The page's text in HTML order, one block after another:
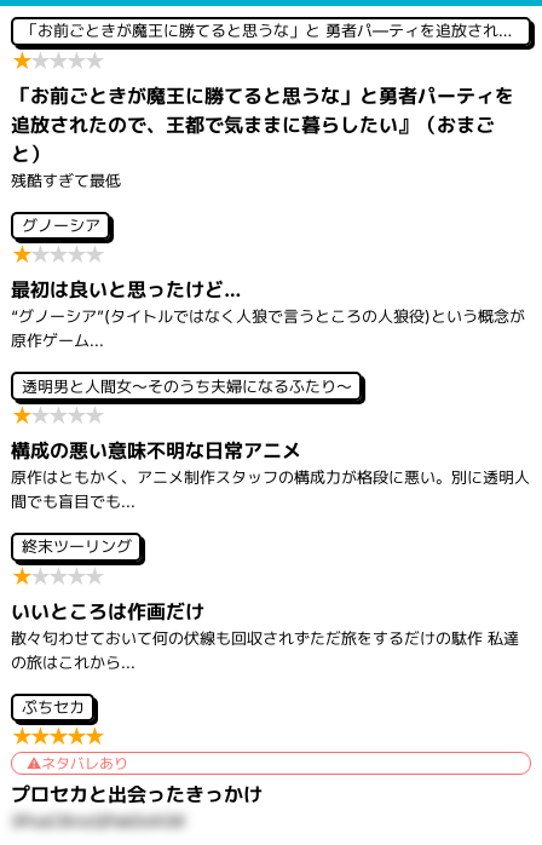
ビ
ゲ
ー
シ
ョ
ン
「お前ごときが魔王に勝てると思うな」と 勇者パ―ティを追放されたので、王都で気ままに暮らしたい
★★★★★
「お前ごときが魔王に勝てると思うな」と勇者パーティを
追放されたので、王都で気ままに暮らしたい』（おまご
と）
残酷すぎて最低
グノーシア
★★★★★
最初は良いと思ったけど…
“グノーシア”(タイトルではなく人狼で言うところの人狼役)という概念が
原作ゲーム...
透明男と人間女～そのうち夫婦になるふたり～
★★★★★
構成の悪い意味不明な日常アニメ
原作はともかく、アニメ制作スタッフの構成力が格段に悪い。別に透明人
間でも盲目でも...
終末ツーリング
★★★★★
いいところは作画だけ
散々匂わせておいて何の伏線も回収されずただ旅をするだけの駄作 私達
の旅はこれから...
ぷちセカ
★★★★★
ネタバレあり
プロセカと出会ったきっかけ
3PoaCBmzQPakDolhSK